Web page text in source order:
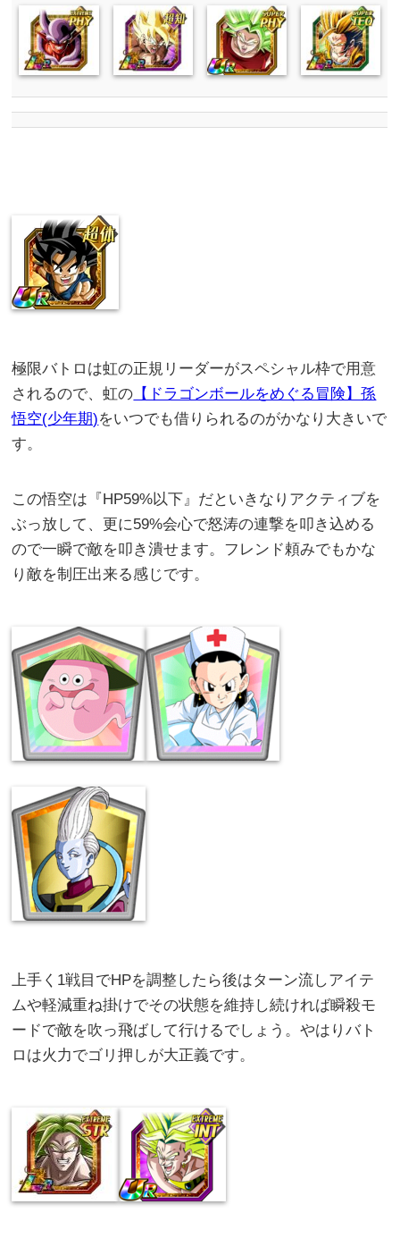
極限バトロは虹の正規リーダーがスペシャル枠で用意
されるので、虹の 【ドラゴンボールをめぐる冒険】孫
悟空(少年期)をいつでも借りられるのがかなり大きいで
す。
この悟空は『HP59%以下』だといきなりアクティブを
ぶっ放して、更に59%会心で怒涛の連撃を叩き込める
ので一瞬で敵を叩き潰せます。フレンド頼みでもかな
り敵を制圧出来る感じです。
上手く1戦目でHPを調整したら後はターン流しアイテ
ムや軽減重ね掛けでその状態を維持し続ければ瞬殺モ
ードで敵を吹っ飛ばして行けるでしょう。やはりバト
ロは火力でゴリ押しが大正義です。